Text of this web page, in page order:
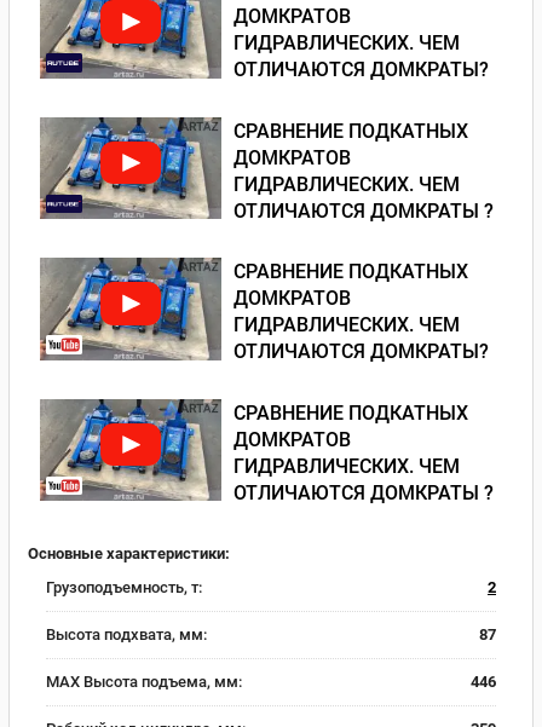
ДОМКРАТОВ
ГИДРАВЛИЧЕСКИХ. ЧЕМ
ОТЛИЧАЮТСЯ ДОМКРАТЫ?
СРАВНЕНИЕ ПОДКАТНЫХ
ДОМКРАТОВ
ГИДРАВЛИЧЕСКИХ. ЧЕМ
ОТЛИЧАЮТСЯ ДОМКРАТЫ ?
СРАВНЕНИЕ ПОДКАТНЫХ
ДОМКРАТОВ
ГИДРАВЛИЧЕСКИХ. ЧЕМ
ОТЛИЧАЮТСЯ ДОМКРАТЫ?
СРАВНЕНИЕ ПОДКАТНЫХ
ДОМКРАТОВ
ГИДРАВЛИЧЕСКИХ. ЧЕМ
ОТЛИЧАЮТСЯ ДОМКРАТЫ ?
Основные характеристики:
Грузоподъемность, т:
2
Высота подхвата, мм: 87
MAX Высота подъема, мм: 446